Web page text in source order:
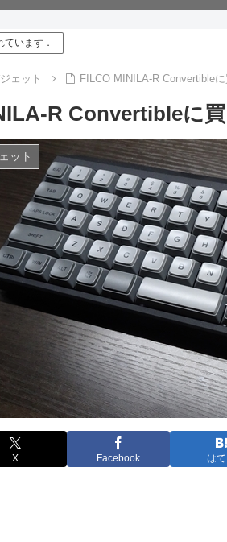
います．
ェット FILCO MINILA-R Convertible
R Convertibleに
ット
X Facebook は